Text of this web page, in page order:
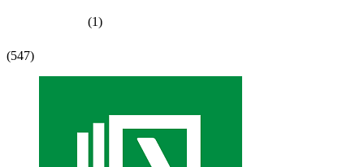
(1)
(547)